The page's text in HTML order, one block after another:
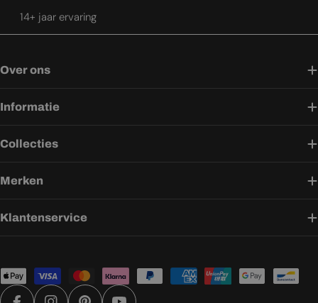
14+ jaar ervaring
Over ons
Informatie
Collecties
Merken
Klantenservice
Betaalmethoden